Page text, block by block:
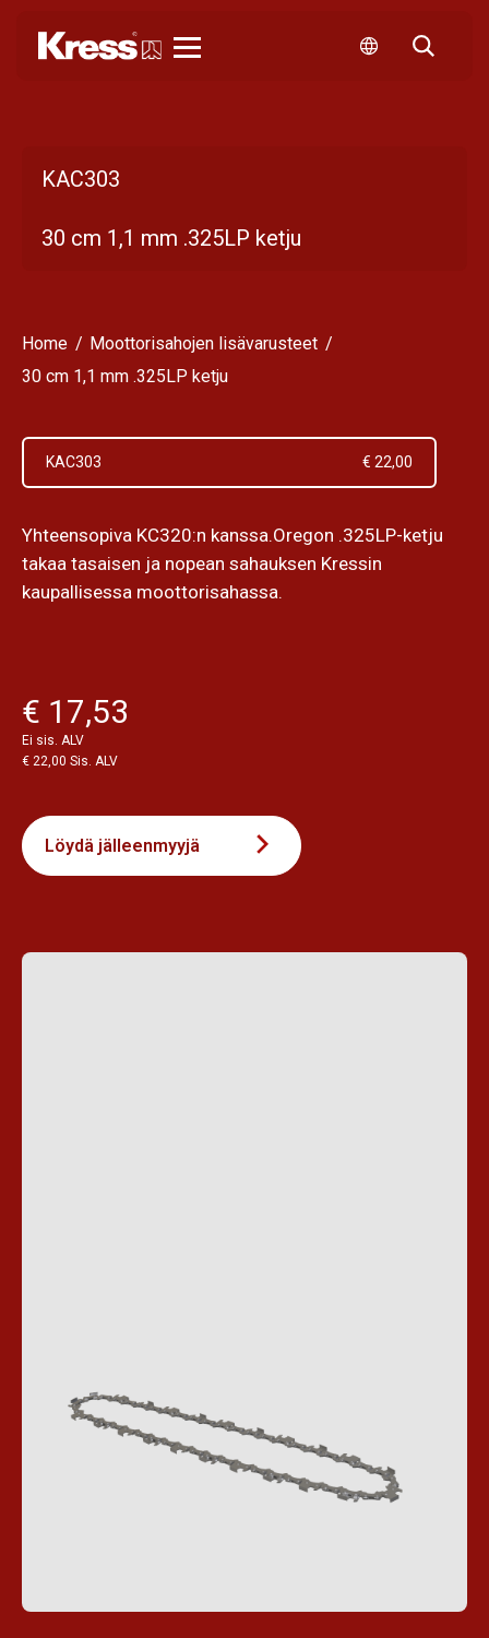
KAC303
30 cm 1,1 mm .325LP ketju
Home
Moottorisahojen lisävarusteet
30 cm 1,1 mm .325LP ketju
KAC303 € 22,00
Yhteensopiva KC320:n kanssa.Oregon .325LP-ketju
takaa tasaisen ja nopean sahauksen Kressin
kaupallisessa moottorisahassa.
€ 17,53
Ei sis. ALV
€ 22,00 Sis. ALV
Löydä jälleenmyyjä